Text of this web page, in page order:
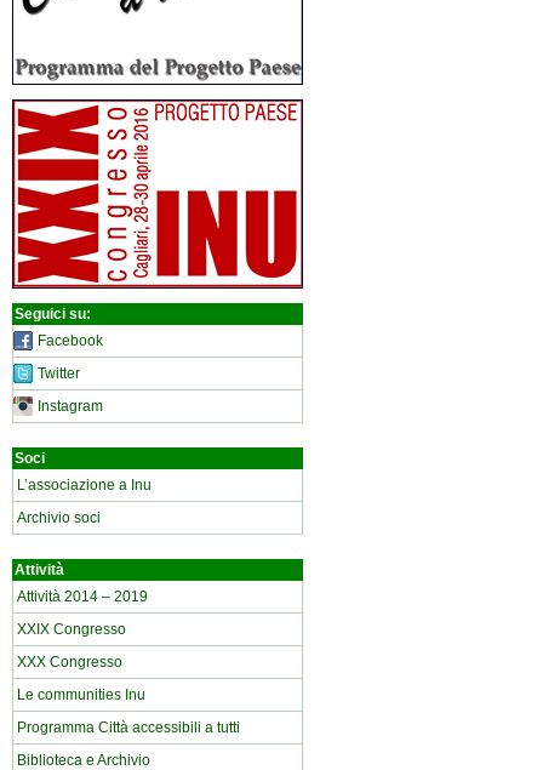
Seguici su:
Facebook
Twitter
Instagram
Soci
L’associazione a Inu
Archivio soci
Attività
Attività 2014 – 2019
XXIX Congresso
XXX Congresso
Le communities Inu
Programma Città accessibili a tutti
Biblioteca e Archivio